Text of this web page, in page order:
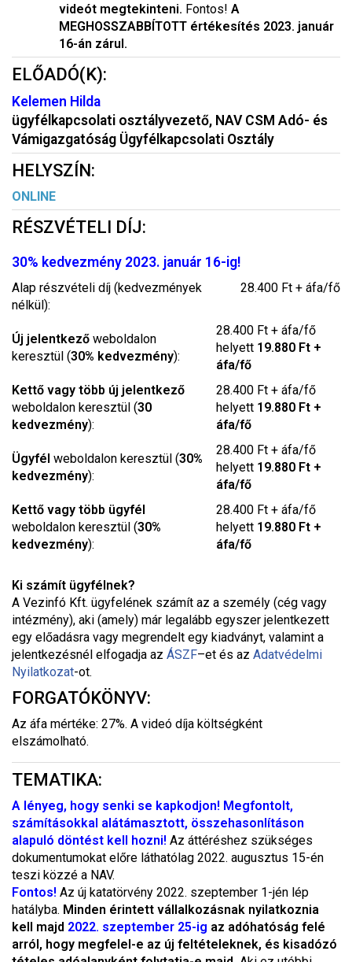
videót megtekinteni. Fontos! A
MEGHOSSZABBÍTOTT értékesítés 2023. január
16-án zárul.
ELŐADÓ(K):
Kelemen Hilda
ügyfélkapcsolati osztályvezető, NAV CSM Adó- és
Vámigazgatóság Ügyfélkapcsolati Osztály
HELYSZÍN:
ONLINE
RÉSZVÉTELI DÍJ:
30% kedvezmény 2023. január 16-ig!
Alap részvételi díj (kedvezmények
nélkül):
28.400 Ft + áfa/fő
Új jelentkező weboldalon
keresztül (30% kedvezmény):
28.400 Ft + áfa/fő
helyett 19.880 Ft +
áfa/fő
Kettő vagy több új jelentkező
weboldalon keresztül (30
kedvezmény):
28.400 Ft + áfa/fő
helyett 19.880 Ft +
áfa/fő
Ügyfél weboldalon keresztül (30%
kedvezmény):
28.400 Ft + áfa/fő
helyett 19.880 Ft +
áfa/fő
Kettő vagy több ügyfél
weboldalon keresztül (30%
kedvezmény):
28.400 Ft + áfa/fő
helyett 19.880 Ft +
áfa/fő
Ki számít ügyfélnek?
A Vezinfó Kft. ügyfelének számít az a személy (cég vagy
intézmény), aki (amely) már legalább egyszer jelentkezett
egy előadásra vagy megrendelt egy kiadványt, valamint a
jelentkezésnél elfogadja az ÁSZF–et és az Adatvédelmi
Nyilatkozat-ot.
FORGATÓKÖNYV:
Az áfa mértéke: 27%. A videó díja költségként
elszámolható.
TEMATIKA:
A lényeg, hogy senki se kapkodjon! Megfontolt,
számításokkal alátámasztott, összehasonlításon
alapuló döntést kell hozni! Az áttéréshez szükséges
dokumentumokat előre láthatólag 2022. augusztus 15-én
teszi közzé a NAV.
Fontos! Az új katatörvény 2022. szeptember 1-jén lép
hatályba. Minden érintett vállalkozásnak nyilatkoznia
kell majd 2022. szeptember 25-ig az adóhatóság felé
arról, hogy megfelel-e az új feltételeknek, és kisadózó